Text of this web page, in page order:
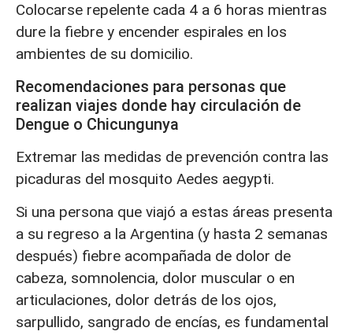
Colocarse repelente cada 4 a 6 horas mientras
dure la fiebre y encender espirales en los
ambientes de su domicilio.
Recomendaciones para personas que
realizan viajes donde hay circulación de
Dengue o Chicungunya
Extremar las medidas de prevención contra las
picaduras del mosquito Aedes aegypti.
Si una persona que viajó a estas áreas presenta
a su regreso a la Argentina (y hasta 2 semanas
después) fiebre acompañada de dolor de
cabeza, somnolencia, dolor muscular o en
articulaciones, dolor detrás de los ojos,
sarpullido, sangrado de encías, es fundamental